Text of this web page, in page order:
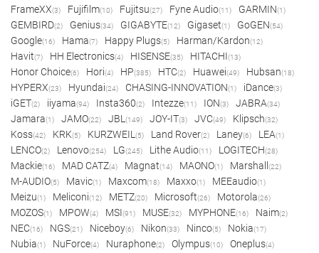
FrameXX(3) Fujifilm(10) Fujitsu(27) Fyne Audio(11) GARMIN(1)
GEMBIRD(2) Genius(34) GIGABYTE(12) Gigaset(1) GoGEN(54)
Google(16) Hama(7) Happy Plugs(5) Harman/Kardon(12)
Havit(7) HH Electronics(4) HISENSE(35) HITACHI(13)
Honor Choice(6) Hori(4) HP(385) HTC(2) Huawei(49) Hubsan(18)
HYPERX(23) Hyundai(24) CHASING-INNOVATION(1) iDance(3)
iGET(2) iiyama(94) Insta360(2) Intezze(11) ION(3) JABRA(34)
Jamara(1) JAMO(22) JBL (149) JOY-IT(3) JVC(49) Klipsch(32)
Koss(42) KRK(5) KURZWEIL (5) Land Rover(2) Laney(6) LEA(1)
LENCO(2) Lenovo(254) LG(245) Lithe Audio(11) LOGITECH(28)
Mackie(16) MAD CATZ(4) Magnat(14) MAONO(1) Marshall (22)
M-AUDIO(5) Mavic(1) Maxcom(18) Maxxo(1) MEEaudio(1)
Meizu(1) Meliconi(12) METZ(20) Microsoft(26) Motorola(26)
MOZOS(1) MPOW(4) MSI(91) MUSE(32) MYPHONE(16) Naim(2)
NEC(16) NGS(21) Niceboy(6) Nikon(33) Ninco(5) Nokia(17)
Nubia(1) NuForce(4) Nuraphone(2) Olympus(10) Oneplus(4)